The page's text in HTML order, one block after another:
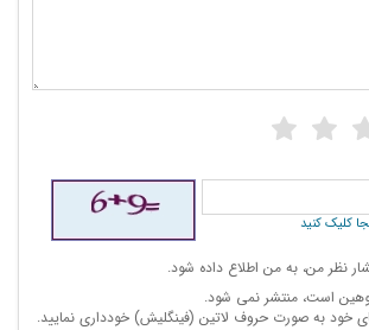
کلیک کنید
نظر من، به من اطلاع داده شود.
است، منتشر نمی شود.
خود به صورت حروف لاتین (فینگلیش) خودداری نمایید.